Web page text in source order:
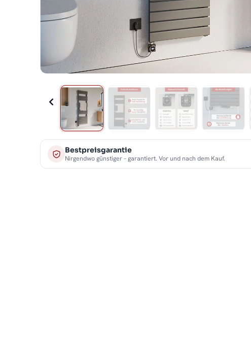
Bestpreisgarantie
Nirgendwo günstiger – garantiert. Vor und nach dem Kauf.